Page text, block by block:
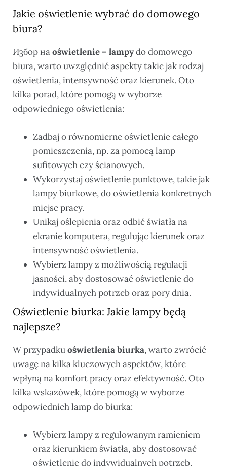
Jakie oświetlenie wybrać do domowego
biura?
Избор наoświetlenie – lampydo domowego
biura, warto uwzględnić aspekty takie jak rodzaj
oświetlenia, intensywność oraz kierunek. Oto
kilka porad, które pomogą w wyborze
odpowiedniego oświetlenia:
Zadbaj o równomierne oświetlenie całego
pomieszczenia, np. za pomocą lamp
sufitowych czy ścianowych.
Wykorzystaj oświetlenie punktowe, takie jak
lampy biurkowe, do oświetlenia konkretnych
miejsc pracy.
Unikaj oślepienia oraz odbić światła na
ekranie komputera, regulując kierunek oraz
intensywność oświetlenia.
Wybierz lampy z możliwością regulacji
jasności, aby dostosować oświetlenie do
indywidualnych potrzeb oraz pory dnia.
Oświetlenie biurka: Jakie lampy będą
najlepsze?
W przypadkuoświetlenia biurka, warto zwrócić
uwagę na kilka kluczowych aspektów, które
wpłyną na komfort pracy oraz efektywność. Oto
kilka wskazówek, które pomogą w wyborze
odpowiednich lamp do biurka:
Wybierz lampy z regulowanym ramieniem
oraz kierunkiem światła, aby dostosować
oświetlenie do indywidualnych potrzeb.